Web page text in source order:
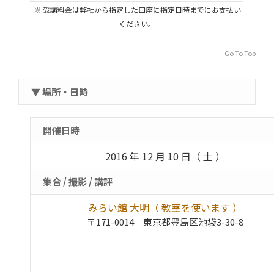
※ 受講料金は弊社から指定した口座に指定日時までにお支払い
ください。
Go To Top
▼ 場所・日時
開催日時
2016 年 12 月 10 日（ 土 ）
集合 / 撮影 / 講評
みらい館 大明（ 教室を使います ）
〒171-0014 東京都豊島区池袋3-30-8